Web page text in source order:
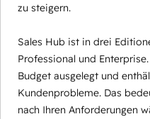
zu steigern.
Sales Hub ist in drei
Professional und
Budget ausgelegt und
Kundenprobleme. Das
nach Ihren Anforderungen